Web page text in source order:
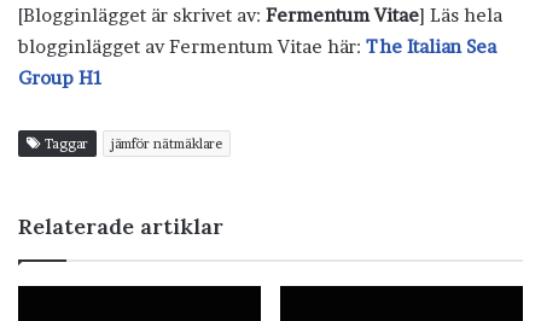
[Blogginlägget är skrivet av: Fermentum Vitae] Läs hela
blogginlägget av Fermentum Vitae här: The Italian Sea
Group H1
Taggar jämför nätmäklare
Relaterade artiklar